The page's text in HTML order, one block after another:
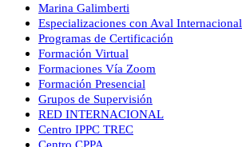
Marina Galimberti
Especializaciones con Aval Internacional
Programas de Certificación
Formación Virtual
Formaciones Vía Zoom
Formación Presencial
Grupos de Supervisión
RED INTERNACIONAL
Centro IPPC TREC